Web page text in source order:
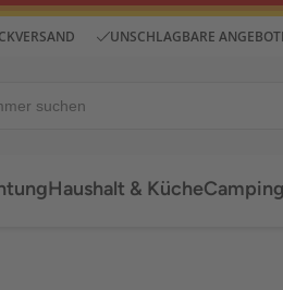
UNSCHLAGBARE
Haushalt & Küche